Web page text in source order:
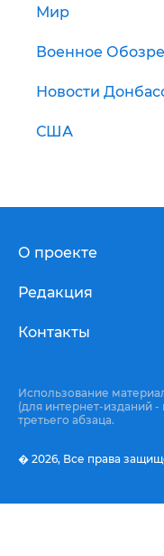
Мир
Военное
Новости
США
О проекте
Редакция
Контакты
Использование
(для интернет-изданий -
третьего абзаца.
� 2026, Все права